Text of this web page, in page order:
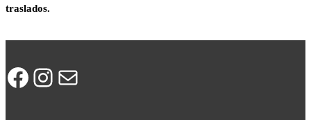
traslados.
Facebook Instagram Correo electrónico